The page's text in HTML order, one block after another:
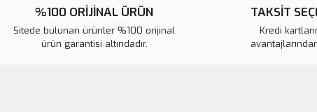
Bu ürüne benzer farklı alternatifler olmalı.
%100 ORİJİNAL ÜRÜN
Sitede bulunan ürünler %100 orijinal
ürün garantisi altındadır.
TAKSİT
Kredi